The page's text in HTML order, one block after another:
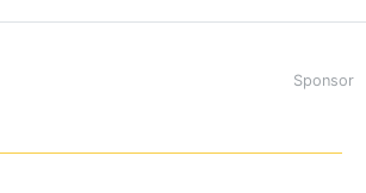
Sponsor